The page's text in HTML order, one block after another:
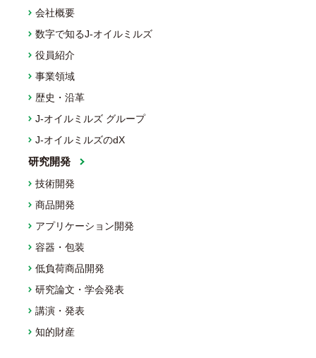
会社概要
数字で知るJ-オイルミルズ
役員紹介
事業領域
歴史・沿革
J-オイルミルズ グループ
J-オイルミルズのdX
研究開発
技術開発
商品開発
アプリケーション開発
容器・包装
低負荷商品開発
研究論文・学会発表
講演・発表
知的財産